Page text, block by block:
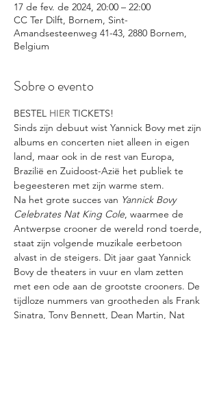
17 de fev. de 2024, 20:00 – 22:00
CC Ter Dilft, Bornem, Sint-
Amandsesteenweg 41-43, 2880 Bornem,
Belgium
Sobre o evento
BESTEL HIER TICKETS!
Sinds zijn debuut wist Yannick Bovy met zijn
albums en concerten niet alleen in eigen
land, maar ook in de rest van Europa,
Brazilië en Zuidoost-Azië het publiek te
begeesteren met zijn warme stem.
Na het grote succes van Yannick Bovy
Celebrates Nat King Cole, waarmee de
Antwerpse crooner de wereld rond toerde,
staat zijn volgende muzikale eerbetoon
alvast in de steigers. Dit jaar gaat Yannick
Bovy de theaters in vuur en vlam zetten
met een ode aan de grootste crooners. De
tijdloze nummers van grootheden als Frank
Sinatra, Tony Bennett, Dean Martin, Nat